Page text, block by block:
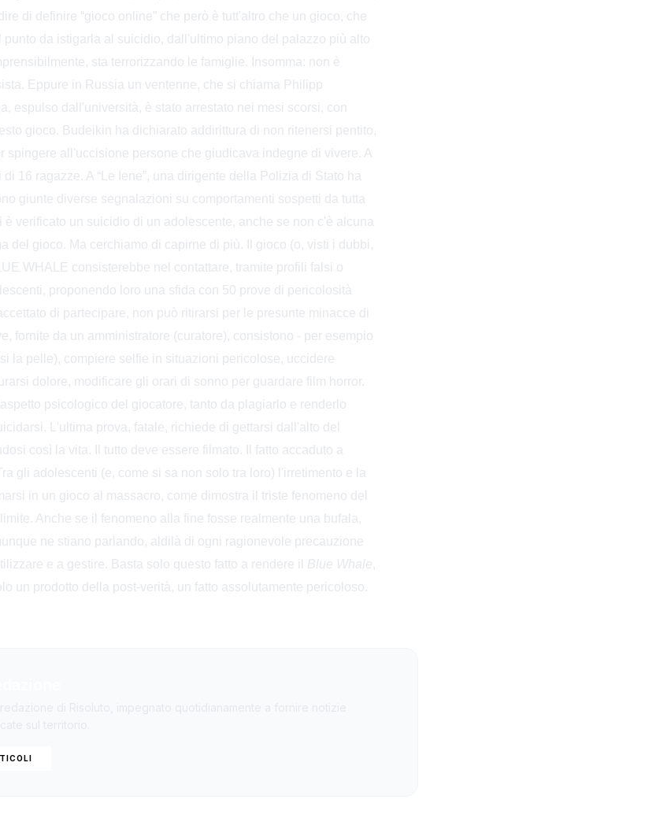
di definire “gioco online” che però è tutt'altro che un gioco, che
da istigarla al suicidio, dall'ultimo piano del palazzo più alto
sta terrorizzando le famiglie. Insomma: non è
Eppure in Russia un ventenne, che si chiama Philipp
espulso dall'università, è stato arrestato nei mesi scorsi, con
gioco. Budeikin ha dichiarato addirittura di non ritenersi pentito,
spingere all'uccisione persone che giudicava indegne di vivere. A
16 ragazze. A “Le Iene”, una dirigente della Polizia di Stato ha
giunte diverse segnalazioni su comportamenti sospetti da tutta
è verificato un suicidio di un adolescente, anche se non c'è alcuna
del gioco. Ma cerchiamo di capirne di più. Il gioco (o, visti i dubbi,
WHALE consisterebbe nel contattare, tramite profili falsi o
proponendo loro una sfida con 50 prove di pericolosità
di partecipare, non può ritirarsi per le presunte minacce di
fornite da un amministratore (curatore), consistono - per esempio
la pelle), compiere selfie in situazioni pericolose, uccidere
dolore, modificare gli orari di sonno per guardare film horror.
psicologico del giocatore, tanto da plagiarlo e renderlo
L'ultima prova, fatale, richiede di gettarsi dall'alto del
così la vita. Il tutto deve essere filmato. Il fatto accaduto a
gli adolescenti (e, come si sa non solo tra loro) l'irretimento e la
in un gioco al massacro, come dimostra il triste fenomeno del
Anche se il fenomeno alla fine fosse realmente una bufala,
ne stiano parlando, aldilà di ogni ragionevole precauzione
e a gestire. Basta solo questo fatto a rendere il Blue Whale,
un prodotto della post-verità, un fatto assolutamente pericoloso.